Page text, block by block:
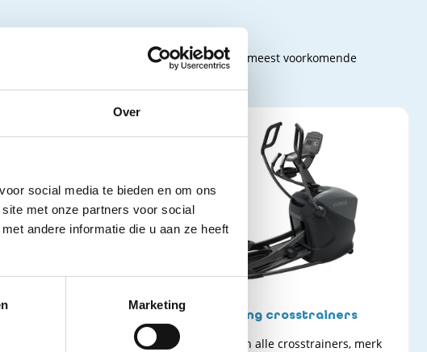
Over
social media te bieden en om ons
met onze partners voor social
andere informatie die u aan ze heeft
Marketing
en voorzien van keuringssticker. De meest voorkomende
dan naar de mogelijkheden.
loopbanden
het merk maakt
Keuring crosstrainers
Keuring van alle crosstrainers, merk